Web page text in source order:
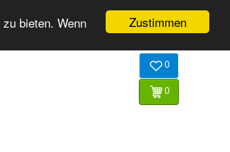
Zustimmen
bieten. Wenn
0
0